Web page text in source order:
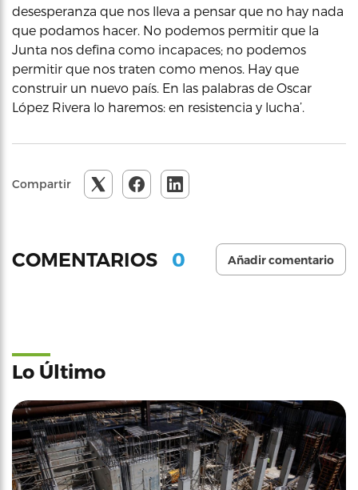
desesperanza que nos lleva a pensar que no hay nada
que podamos hacer. No podemos permitir que la
Junta nos defina como incapaces; no podemos
permitir que nos traten como menos. Hay que
construir un nuevo país. En las palabras de Oscar
López Rivera lo haremos: en resistencia y lucha’.
Compartir
COMENTARIOS 0 Añadir comentario
Lo Último